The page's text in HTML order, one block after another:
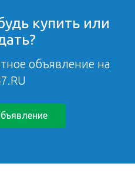
купить или
объявление на